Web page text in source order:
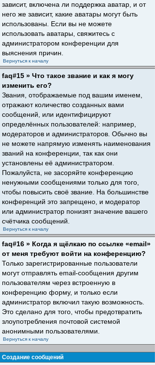
зависит, включена ли поддержка аватар, и от
него же зависит, какие аватары могут быть
использованы. Если вы не можете
использовать аватары, свяжитесь с
администратором конференции для
выяснения причин.
Вернуться к началу
faq#15 » Что такое звание и как я могу
изменить его?
Звания, отображаемые под вашим именем,
отражают количество созданных вами
сообщений, или идентифицируют
определённых пользователей: например,
модераторов и администраторов. Обычно вы
не можете напрямую изменять наименования
званий на конференции, так как они
установлены её администратором.
Пожалуйста, не засоряйте конференцию
ненужными сообщениями только для того,
чтобы повысить своё звание. На большинстве
конференций это запрещено, и модератор
или администратор понизят значение вашего
счётчика сообщений.
Вернуться к началу
faq#16 » Когда я щёлкаю по ссылке «email»
от меня требуют войти на конференцию?
Только зарегистрированные пользователи
могут отправлять email-сообщения другим
пользователям через встроенную в
конференцию форму, и только если
администратор включил такую возможность.
Это сделано для того, чтобы предотвратить
злоупотребления почтовой системой
анонимными пользователями.
Вернуться к началу
Создание сообщений